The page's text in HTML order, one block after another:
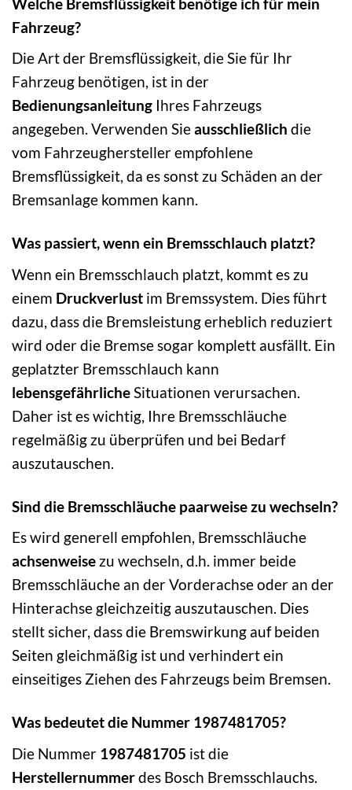
Fahrzeug?
Die Art der Bremsflüssigkeit, die Sie für Ihr
Fahrzeug benötigen, ist in der
Bedienungsanleitung Ihres Fahrzeugs
angegeben. Verwenden Sieausschließlich die
vom Fahrzeughersteller empfohlene
Bremsflüssigkeit, da es sonst zu Schäden an der
Bremsanlage kommen kann.
Was passiert, wenn ein Bremsschlauch platzt?
Wenn ein Bremsschlauch platzt, kommt es zu
einem Druckverlust im Bremssystem. Dies führt
dazu, dass die Bremsleistung erheblich reduziert
wird oder die Bremse sogar komplett ausfällt. Ein
geplatzter Bremsschlauch kann
lebensgefährlicheSituationen verursachen.
Daher ist es wichtig, Ihre Bremsschläuche
regelmäßig zu überprüfen und bei Bedarf
auszutauschen.
Sind die Bremsschläuche paarweise zu wechseln?
Es wird generell empfohlen, Bremsschläuche
achsenweise zu wechseln, d.h. immer beide
Bremsschläuche an der Vorderachse oder an der
Hinterachse gleichzeitig auszutauschen. Dies
stellt sicher, dass die Bremswirkung auf beiden
Seiten gleichmäßig ist und verhindert ein
einseitiges Ziehen des Fahrzeugs beim Bremsen.
Was bedeutet die Nummer 1987481705?
Die Nummer 1987481705 ist die
Herstellernummerdes Bosch Bremsschlauchs.